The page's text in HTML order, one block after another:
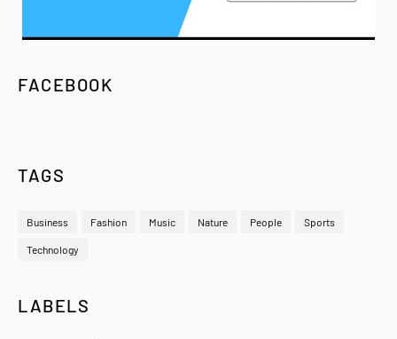
FACEBOOK
TAGS
Business Fashion Music Nature People Sports
Technology
LABELS